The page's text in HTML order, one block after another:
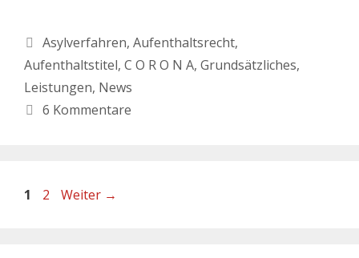
Asylverfahren, Aufenthaltsrecht,
Aufenthaltstitel, C O R O N A, Grundsätzliches,
Leistungen, News
6 Kommentare
1 2 Weiter →